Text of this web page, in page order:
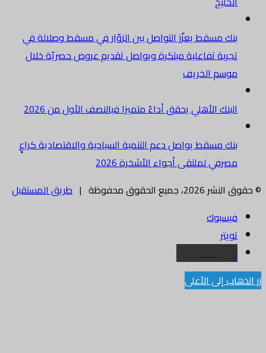
بنك مسقط يعزّز التواصل بين الزوّار في مسقط وصلالة في
تجربة تفاعلية مبتكرة ويواصل تقديم عروض حصريّة خلال
موسم الخريف
البنك الأهلي يحقق أداءً متميزا فيالنصف الأول من 2026
بنك مسقط يواصل دعم التنمية السياحية والاقتصادية كراعٍ
مصرفي لملتقى أجواء الأشخرة 2026
© حقوق النشر 2026، جميع الحقوق محفوظة |
طريق المستقبل
فيسبوك
تويتر
البريد الالكتروني
زر الذهاب إلى الأعلى